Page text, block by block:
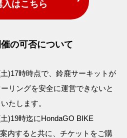
はこちら
の可否について
)17時時点で、鈴鹿サーキットが
リングを安全に運営できないと
たします。
)19時迄にHondaGO BIKE
内すると共に、チケットをご購